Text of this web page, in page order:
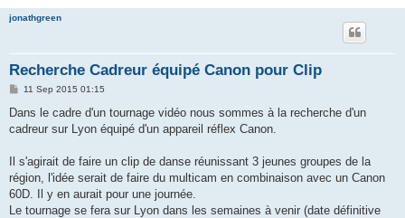
jonathgreen
Recherche Cadreur équipé Canon pour Clip
P
s
11 Sep 2015 01:15
Dans le cadre d'un tournage vidéo nous sommes à la recherche d'un
cadreur sur Lyon équipé d'un appareil réflex Canon.
Il s'agirait de faire un clip de danse réunissant 3 jeunes groupes de la
région, l'idée serait de faire du multicam en combinaison avec un Canon
60D. Il y en aurait pour une journée.
Le tournage se fera sur Lyon dans les semaines à venir (date définitive